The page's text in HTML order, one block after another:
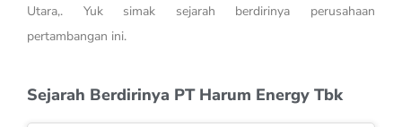
Utara,. Yuk simak sejarah berdirinya perusahaan
pertambangan ini.
Sejarah Berdirinya PT Harum Energy Tbk